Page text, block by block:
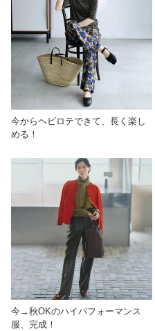
今からヘビロテできて、長く楽し
める！
今→秋OKのハイパフォーマンス
服、完成！